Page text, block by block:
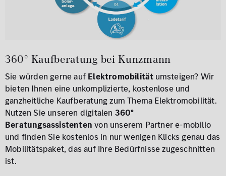
360° Kaufberatung bei Kunzmann
Sie würden gerne auf Elektromobilität umsteigen? Wir
bieten Ihnen eine unkomplizierte, kostenlose und
ganzheitliche Kaufberatung zum Thema Elektromobilität.
Nutzen Sie unseren digitalen 360°
Beratungsassistenten von unserem Partner e-mobilio
und finden Sie kostenlos in nur wenigen Klicks genau das
Mobilitätspaket, das auf Ihre Bedürfnisse zugeschnitten
ist.